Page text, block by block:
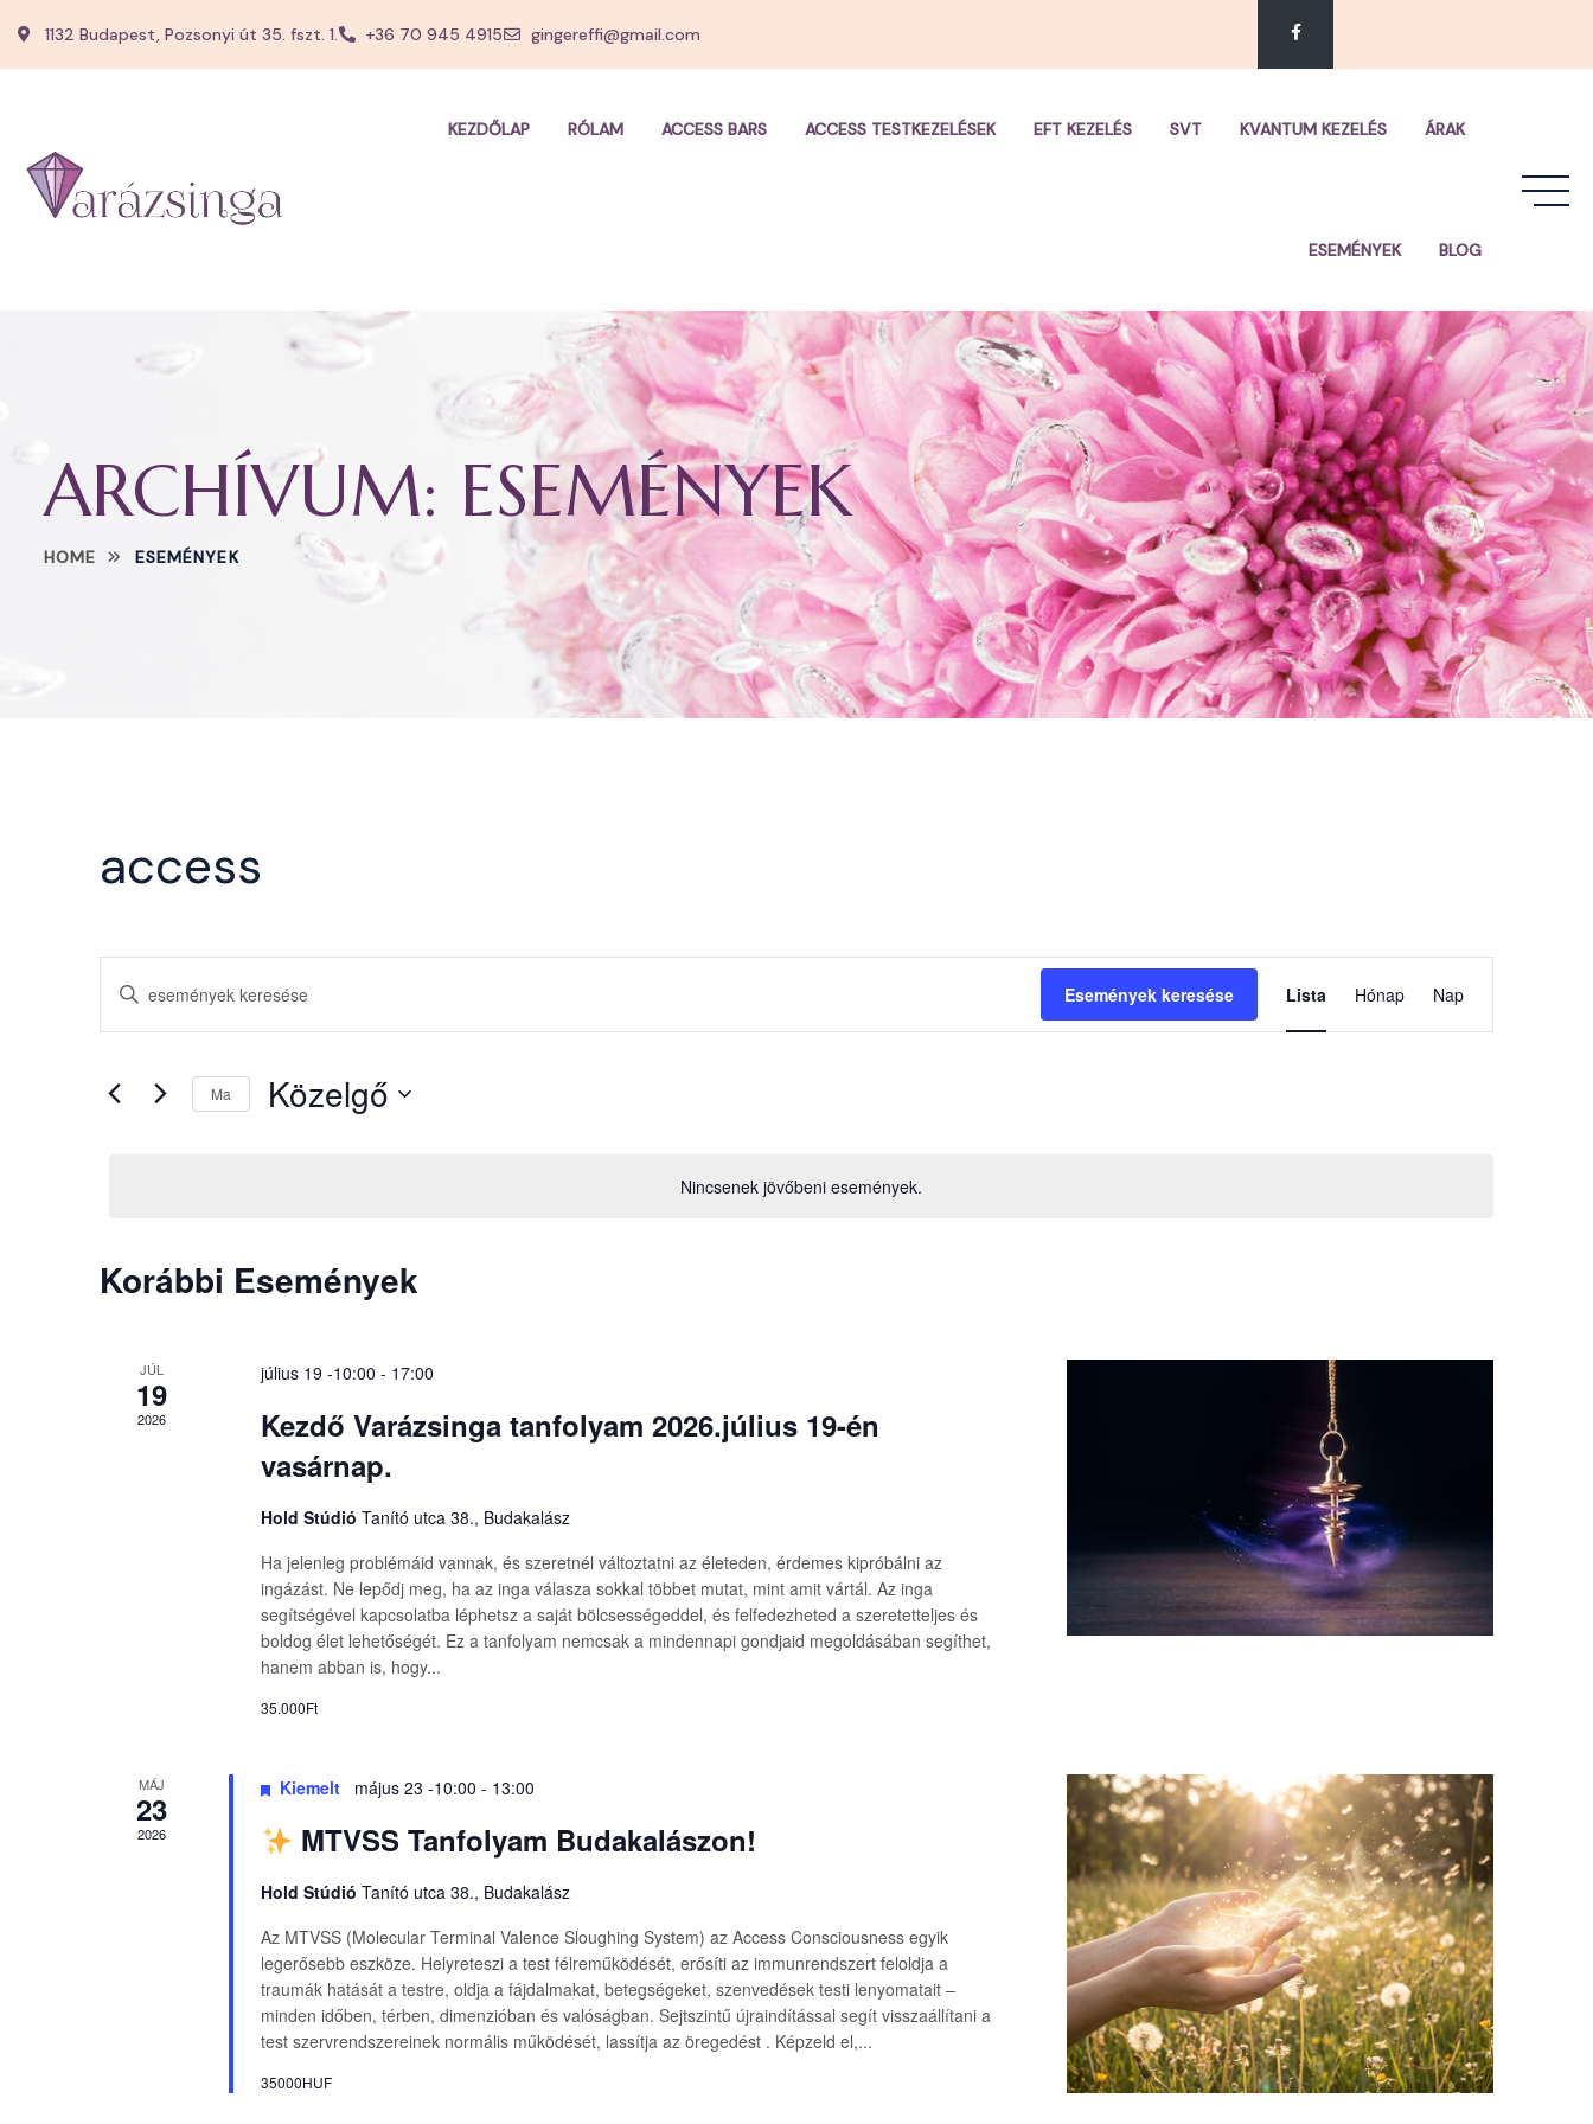
1132 Budapest, Pozsonyi út 35. fszt. 1. +36 70 945 4915 gingereffi@gmail.com
KEZDŐLAP RÓLAM ACCESS BARS ACCESS TESTKEZELÉSEK EFT KEZELÉS SVT KVANTUM KEZELÉS ÁRAK
ESEMÉNYEK BLOG
ARCHÍVUM: ESEMÉNYEK
HOME ESEMÉNYEK
access
Nincsenek jövőbeni események.
Események
keresése
és
Írja
keresőszót.
t
Események keresése
Esemény
nézet
Lista Hónap Nap
Ma Közelgő
Korábbi Események
JÚL
19
2026
július 19 -10:00 - 17:00
Kezdő Varázsinga tanfolyam 2026.július 19-én
vasárnap.
Hold Stúdió Tanító utca 38., Budakalász
Ha jelenleg problémáid vannak, és szeretnél változtatni az életeden, érdemes kipróbálni az
ingázást. Ne lepődj meg, ha az inga válasza sokkal többet mutat, mint amit vártál. Az inga
segítségével kapcsolatba léphetsz a saját bölcsességeddel, és felfedezheted a szeretetteljes és
boldog élet lehetőségét. Ez a tanfolyam nemcsak a mindennapi gondjaid megoldásában segíthet,
hanem abban is, hogy...
35.000Ft
MÁJ
23
2026
Kiemelt május 23 -10:00 - 13:00
MTVSS Tanfolyam Budakalászon!
Hold Stúdió Tanító utca 38., Budakalász
Az MTVSS (Molecular Terminal Valence Sloughing System) az Access Consciousness egyik
legerősebb eszköze. Helyreteszi a test félreműködését, erősíti az immunrendszert feloldja a
traumák hatását a testre, oldja a fájdalmakat, betegségeket, szenvedések testi lenyomatait –
minden időben, térben, dimenzióban és valóságban. Sejtszintű újraindítással segít visszaállítani a
test szervrendszereinek normális működését, lassítja az öregedést . Képzeld el,...
35000HUF